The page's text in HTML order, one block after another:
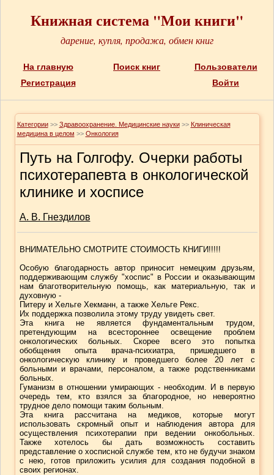
Книжная система "Мои книги"
дарение, купля, продажа, обмен книг
На главную Поиск книг
Пользователи
Регистрация
Войти
Категории >> Здравоохранение. Медицинские науки >> Клиническая
медицина в целом >> Онкология
Путь на Голгофу. Очерки работы
психотерапевта в онкологической
клинике и хосписе
А. В. Гнездилов
ВНИМАТЕЛЬНО СМОТРИТЕ СТОИМОСТЬ КНИГИ!!!!!
Особую благодарность автор приносит немецким друзьям,
поддерживающим службу "хоспис" в России и оказывающим
нам благотворительную помощь, как материальную, так и
духовную -
Питеру и Хельге Хекманн, а также Хельге Рекс.
Их поддержка позволила этому труду увидеть свет.
Эта книга не является фундаментальным трудом,
претендующим на всестороннее освещение проблем
онкологических больных. Скорее всего это попытка
обобщения опыта врача-психиатра, пришедшего в
онкологическую клинику и проведшего более 20 лет с
больными и врачами, персоналом, а также родственниками
больных.
Гуманизм в отношении умирающих - необходим. И в первую
очередь тем, кто взялся за благородное, но невероятно
трудное дело помощи таким больным.
Эта книга рассчитана на медиков, которые могут
использовать скромный опыт и наблюдения автора для
осуществления психотерапии при ведении онкобольных.
Также хотелось бы дать возможность составить
представление о хосписной службе тем, кто не будучи знаком
с нею, готов приложить усилия для создания подобной в
своих регионах.